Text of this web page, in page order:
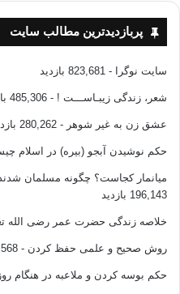
پربازدیدترین مطالب سایت
سایت نوگرا - 823,681 بازدید
شعر، زندگی زیبـاســـت ! - 485,306 بازدید
عشق زن به غیر شوهر - 280,262 بازدید
حکم نوشیدن آبجو (بیره) در اسلام
میانمار کجاست؟ چگونه مسلمان
196,143 بازدید
خلاصه زندگی حضرت عمر رضی الله
روش صحیح و علمی حفظ کردن - 180,568 بازدید
حکم بوسه کردن و ملاعبه در هنگام